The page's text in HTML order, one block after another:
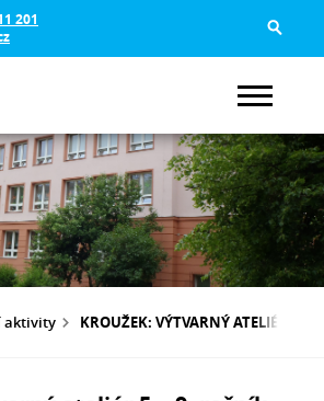
201
aktivity KROUŽEK: VÝTVARNÝ ATELIÉR 5. -